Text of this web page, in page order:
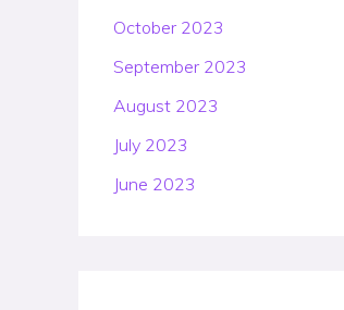
October 2023
September 2023
August 2023
July 2023
June 2023